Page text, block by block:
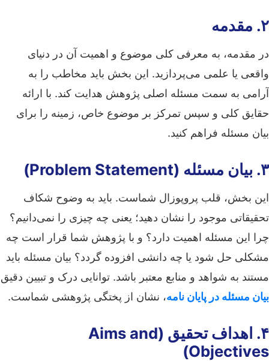
۲. مقدمه
در مقدمه، به معرفی کلی موضوع و اهمیت آن در دنیای
واقعی یا علمی می‌پردازید. این بخش باید مخاطب را به
آرامی به سمت مسئله اصلی پژوهش هدایت کند. با ارائه
حقایق کلی و سپس تمرکز بر موضوع خاص، زمینه را برای
بیان مسئله فراهم کنید.
۳. بیان مسئله (Problem Statement)
این بخش، قلب پروپوزال شماست. باید به وضوح شکاف
تحقیقاتی موجود را نشان دهید؛ یعنی چه چیزی را نمی‌دانیم؟
چرا این مسئله اهمیت دارد؟ و با پژوهش شما قرار است چه
مشکلی حل شود یا چه دانشی افزوده گردد؟ بیان مسئله باید
مستند به شواهد و منابع معتبر باشد. توانایی درک و تبیین دقیق
بیان مسئله در پایان نامه، نشان از پختگی پژوهشی شماست.
۴. اهداف تحقیق (Aims and
Objectives)